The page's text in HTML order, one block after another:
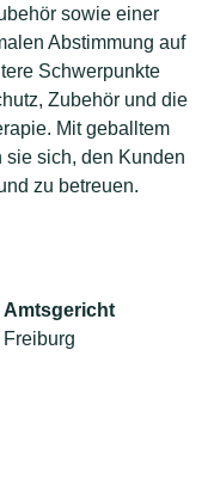
sowie einer
Abstimmung auf
Schwerpunkte
Zubehör und die
Mit geballtem
sie sich, den Kunden
zu betreuen.
Amtsgericht
Freiburg